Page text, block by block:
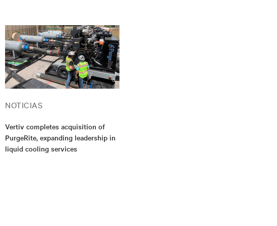
NOTICIAS
Vertiv completes acquisition of
PurgeRite, expanding leadership in
liquid cooling services